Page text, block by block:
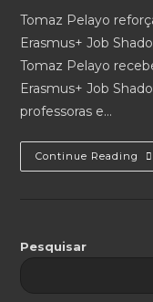
Tomaz Pelayo
Erasmus+ Job
Tomaz Pelayo
Erasmus+ Job
professoras e…
Continue Reading
Pesquisar